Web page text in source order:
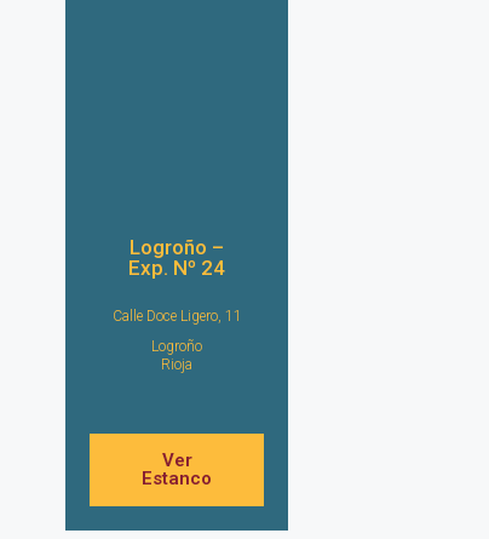
Logroño –
Exp. Nº 24
Calle Doce Ligero, 11
Logroño
Rioja
Ver
Estanco